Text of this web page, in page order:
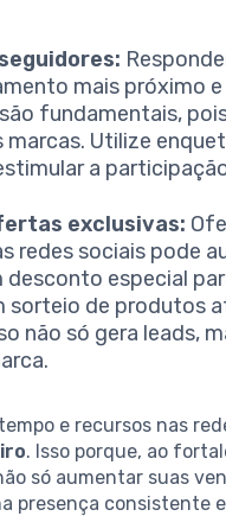
mais próximo
fundamentais,
marcas. Utilize
a
exclusivas:
redes sociais pode
desconto especial
sorteio de produtos
não só gera leads,
e recursos nas
. Isso porque, ao
só aumentar suas
presença consistente